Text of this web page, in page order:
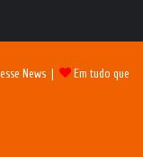
News | Em tudo que